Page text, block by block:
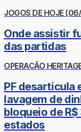
JOGOS DE HOJE
Onde assistir
das partidas
OPERAÇÃO
PF desarticula
lavagem de
bloqueio de
estados